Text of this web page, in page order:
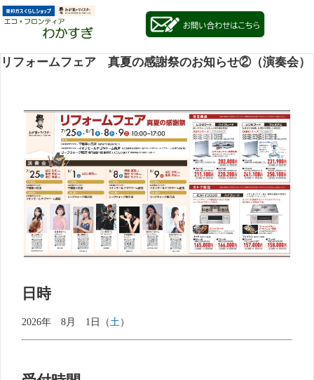
リフォームフェア 真夏の感謝祭のお知らせ②（演奏会）
日時
2026年 8月 1日（ 土 ）